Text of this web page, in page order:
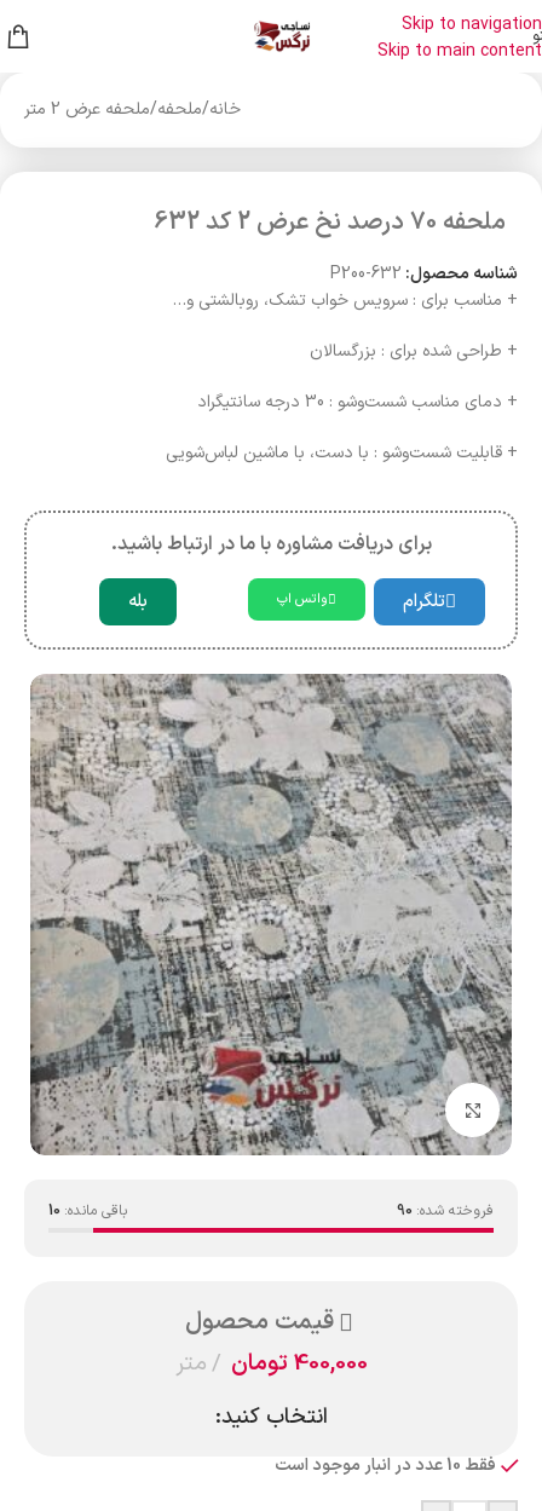
Skip to navigation
Skip to main content
خانه/ملحفه/ملحفه عرض 2 متر
ملحفه 70 درصد نخ عرض 2 کد 632
شناسه محصول: P200-632
+ مناسب برای : سرویس خواب تشک، روبالشتی و…
+ طراحی شده برای : بزرگسالان
+ دمای مناسب شست‌وشو : 30 درجه سانتیگراد
+ قابلیت شست‌وشو : با دست، با ماشین لباس‌شویی
برای دریافت مشاوره با ما در ارتباط باشید.
تلگرام واتس اپ بله
بزرگنمایی تصویر
فروخته شده: 90 باقی مانده: 10
قیمت محصول
400,000تومان متر
انتخاب کنید:
فقط 10 عدد در انبار موجود است